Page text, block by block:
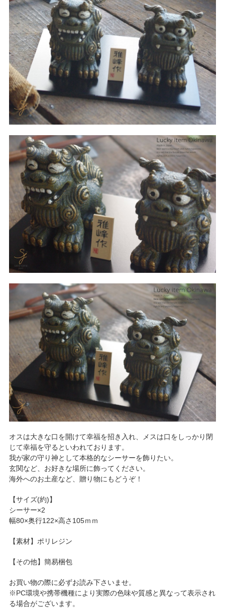
オスは大きな口を開けて幸福を招き入れ、メスは口をしっかり閉
じて幸福を守るといわれております。
我が家の守り神として本格的なシーサーを飾りたい。
玄関など、お好きな場所に飾ってください。
海外へのお土産など、贈り物にもどうぞ！
【サイズ(約)】
シーサー×2
幅80×奥行122×高さ105ｍｍ
【素材】ポリレジン
【その他】簡易梱包
お買い物の際に必ずお読み下さいませ。
※PC環境や携帯機種により実際の色味や質感と異なって表示され
る場合がございます。